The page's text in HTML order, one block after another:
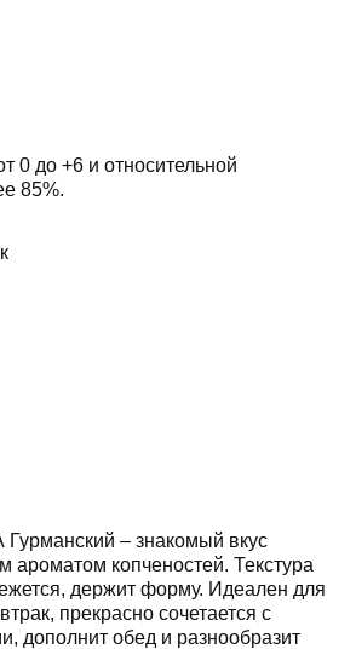
0 до +6 и относительной
85%.
– знакомый вкус
Текстура
держит форму. Идеален для
прекрасно сочетается с